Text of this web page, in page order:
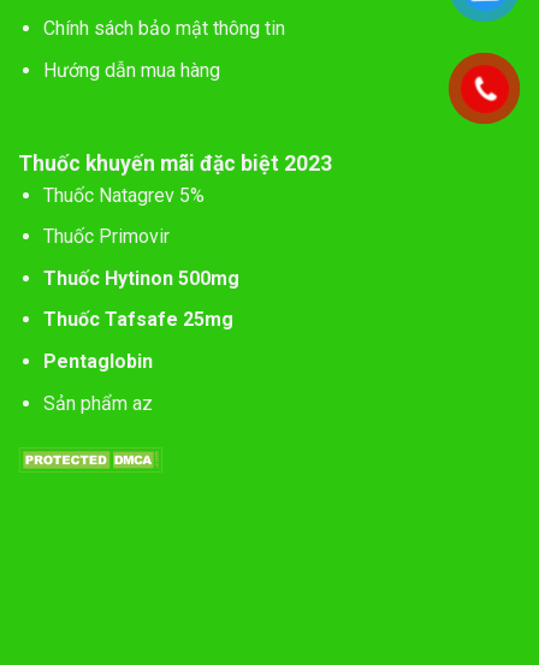
Chính sách bảo mật thông tin
Hướng dẫn mua hàng
Thuốc khuyến mãi đặc biệt 2023
Thuốc Natagrev 5%
Thuốc Primovir
Thuốc Hytinon 500mg
Thuốc Tafsafe 25mg
Pentaglobin
Sản phẩm az